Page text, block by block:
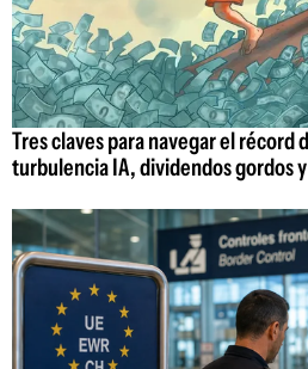
Tres claves para navegar el récord
turbulencia IA, dividendos gordos